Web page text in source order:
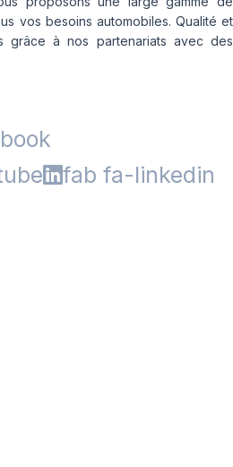
vos besoins automobiles. Qualité et
grâce à nos partenariats avec des
fab fa-linkedin